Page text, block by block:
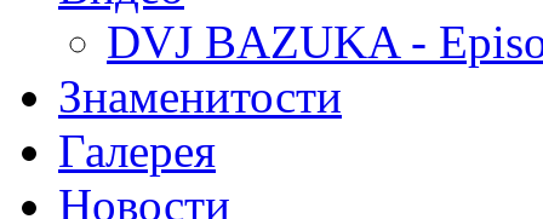
DVJ BAZUKA -
Знаменитости
Галерея
Новости